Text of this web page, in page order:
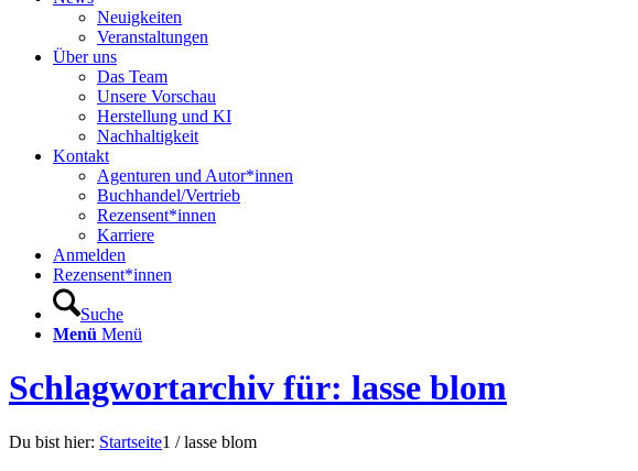
Neuigkeiten
Veranstaltungen
Über uns
Das Team
Unsere Vorschau
Herstellung und KI
Nachhaltigkeit
Kontakt
Agenturen und Autor*innen
Buchhandel/Vertrieb
Rezensent*innen
Karriere
Anmelden
Rezensent*innen
Suche
Menü Menü
Schlagwortarchiv für: lasse blom
Du bist hier: Startseite1 / lasse blom